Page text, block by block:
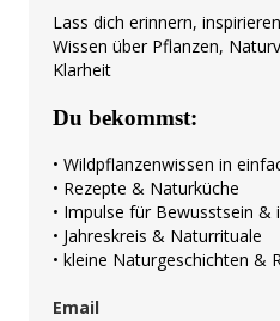
Lass dich erinnern,
Wissen über Pflanzen,
Klarheit
Du bekommst:
• Wildpflanzenwissen in
• Rezepte & Naturküche
• Impulse für Bewusstsein &
• Jahreskreis & Naturrituale
• kleine Naturgeschichten &
Email